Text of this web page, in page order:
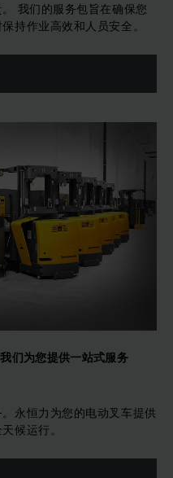
我们的服务包旨在确保您
持作业高效和人员安全。
们为您提供一站式服务
永恒力为您的电动叉车提供
候运行。